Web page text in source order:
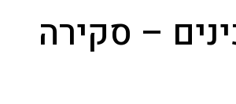
– סקירה